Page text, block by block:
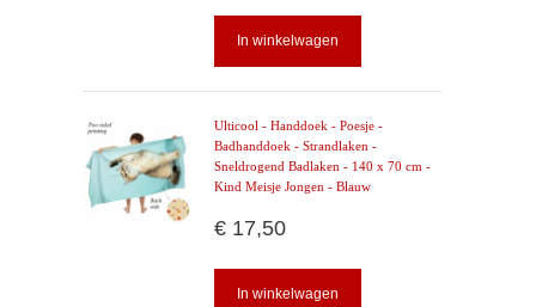
In winkelwagen
Ulticool - Handdoek - Poesje -
Badhanddoek - Strandlaken -
Sneldrogend Badlaken - 140 x 70 cm -
Kind Meisje Jongen - Blauw
€ 17,50
In winkelwagen